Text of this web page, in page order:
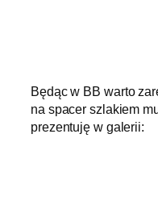
Będąc w BB warto
na spacer szlakiem
prezentuję w galerii: